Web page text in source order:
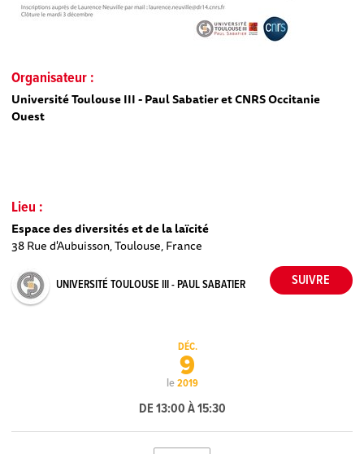
Organisateur :
Université Toulouse III - Paul Sabatier et CNRS Occitanie
Ouest
Lieu :
Espace des diversités et de la laïcité
38 Rue d'Aubuisson, Toulouse, France
UNIVERSITÉ TOULOUSE III - PAUL SABATIER
le
DÉC.
9
2019
DE 13:00 À 15:30